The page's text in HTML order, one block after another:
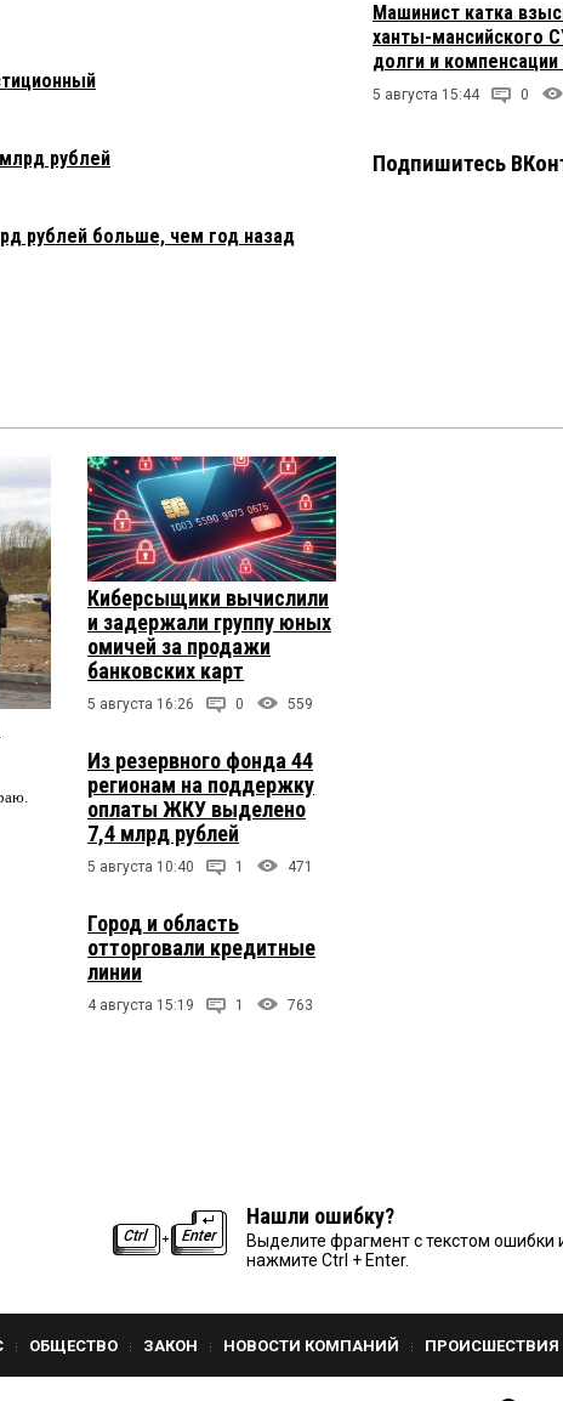
рублей
рублей больше, чем год назад
Машинист катка
ханты-мансийского
долги и
5 августа 15:44 0
Подпишитесь
Киберсыщики вычислили
и задержали группу юных
омичей за продажи
банковских карт
5 августа 16:26 0 559
Из резервного фонда 44
регионам на поддержку
оплаты ЖКУ выделено
7,4 млрд рублей
5 августа 10:40 1 471
Город и область
отторговали кредитные
линии
4 августа 15:19 1 763
Нашли ошибку?
Выделите фрагмент с текстом ошибки
нажмите Ctrl + Enter.
ОБЩЕСТВО ЗАКОН НОВОСТИ КОМПАНИЙ ПРОИСШЕСТВИЯ